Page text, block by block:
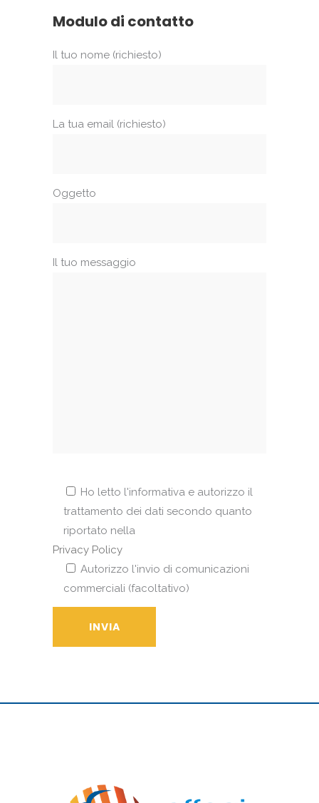
Modulo di contatto
Il tuo nome (richiesto)
La tua email (richiesto)
Oggetto
Il tuo messaggio
Ho letto l'informativa e autorizzo il
trattamento dei dati secondo quanto
riportato nella
Privacy Policy
Autorizzo l'invio di comunicazioni
commerciali (facoltativo)